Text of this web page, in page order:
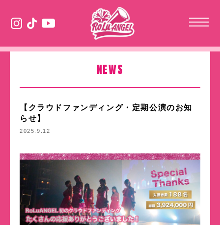
NEWS
【クラウドファンディング・定期公演のお知
らせ】
2025.9.12